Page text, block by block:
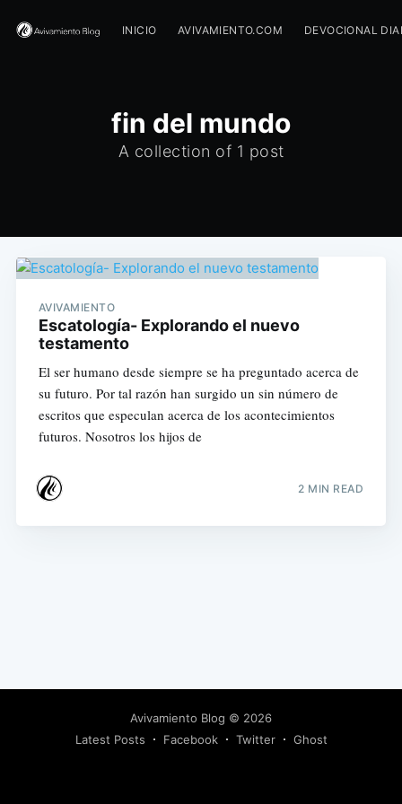
INICIO AVIVAMIENTO.COM DEVOCIONAL
fin del mundo
A collection of 1 post
AVIVAMIENTO
Escatología- Explorando el nuevo
testamento
El ser humano desde siempre se ha preguntado acerca de
su futuro. Por tal razón han surgido un sin número de
escritos que especulan acerca de los acontecimientos
futuros. Nosotros los hijos de
2 MIN READ
Avivamiento Blog © 2026
Latest Posts
Facebook Twitter Ghost